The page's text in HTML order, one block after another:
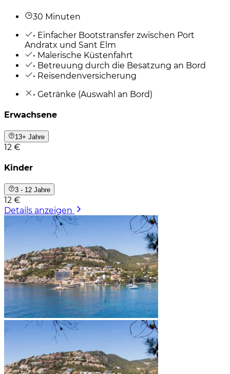
30 Minuten
• Einfacher Bootstransfer zwischen Port
Andratx und Sant Elm
• Malerische Küstenfahrt
• Betreuung durch die Besatzung an Bord
• Reisendenversicherung
• Getränke (Auswahl an Bord)
Erwachsene
13+ Jahre
12 €
Kinder
3 - 12 Jahre
12 €
Details anzeigen